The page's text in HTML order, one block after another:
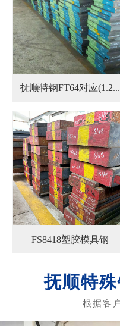
抚顺特钢FT64对应(1.2...
FS8418塑胶模具钢